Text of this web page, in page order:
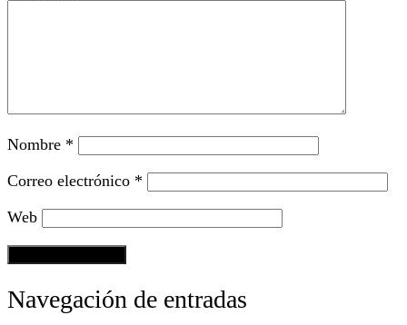
Nombre *
Correo electrónico *
Web
Navegación de entradas